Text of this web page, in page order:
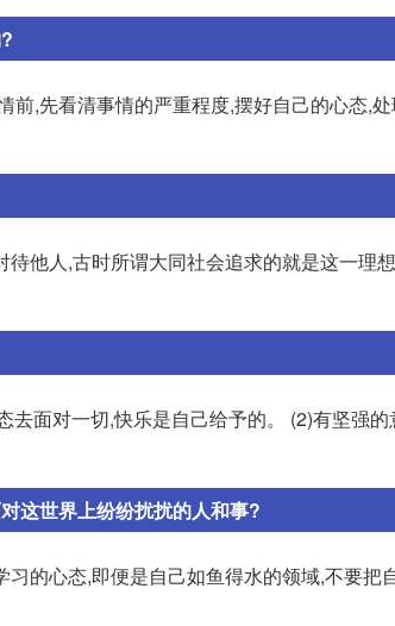
前,先看清事情的严重程度,摆好自己的心态,
他人,古时所谓大同社会追求的就是这一理
去面对一切,快乐是自己给予的。 (2)有坚强
这世界上纷纷扰扰的人和事?
的心态,即便是自己如鱼得水的领域,不要